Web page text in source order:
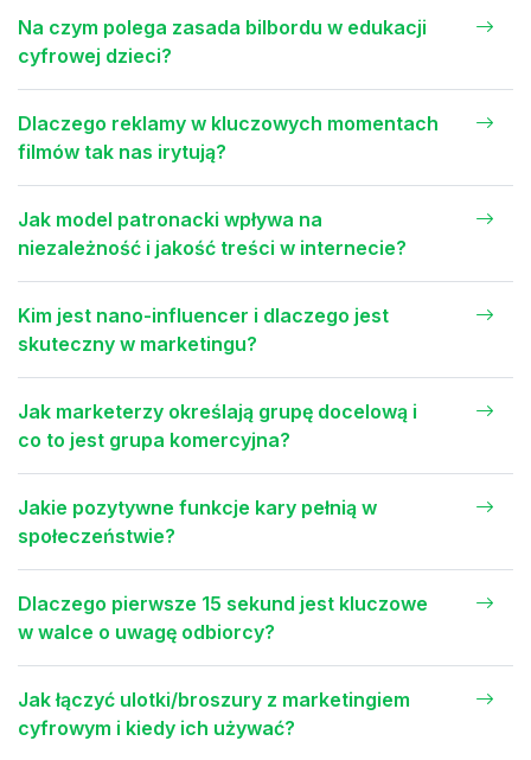
Na czym polega zasada bilbordu w edukacji
cyfrowej dzieci?
Dlaczego reklamy w kluczowych momentach
filmów tak nas irytują?
Jak model patronacki wpływa na
niezależność i jakość treści w internecie?
Kim jest nano-influencer i dlaczego jest
skuteczny w marketingu?
Jak marketerzy określają grupę docelową i
co to jest grupa komercyjna?
Jakie pozytywne funkcje kary pełnią w
społeczeństwie?
Dlaczego pierwsze 15 sekund jest kluczowe
w walce o uwagę odbiorcy?
Jak łączyć ulotki/broszury z marketingiem
cyfrowym i kiedy ich używać?